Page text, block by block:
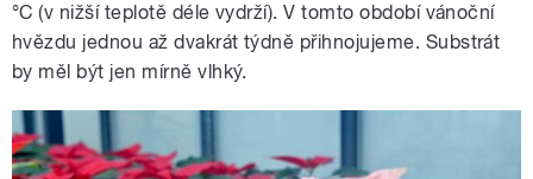
°C (v nižší teplotě déle vydrží). V tomto období vánoční
hvězdu jednou až dvakrát týdně přihnojujeme. Substrát
by měl být jen mírně vlhký.